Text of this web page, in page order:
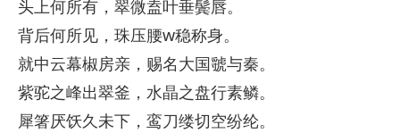
头上何所有，翠微盍叶垂鬓唇。
背后何所见，珠压腰w稳称身。
就中云幕椒房亲，赐名大国虢与秦。
紫驼之峰出翠釜，水晶之盘行素鳞。
犀箸厌饫久未下，鸾刀缕切空纷纶。